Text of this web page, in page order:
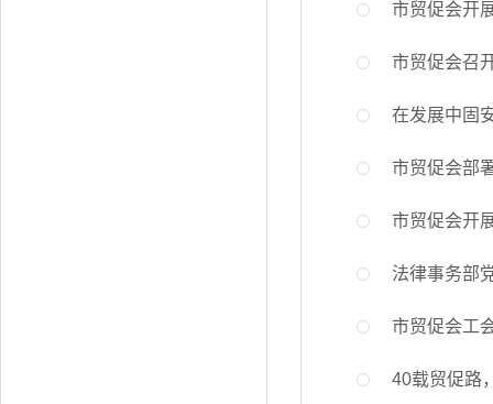
市贸促会开
市贸促会召
在发展中固
市贸促会部
市贸促会开
法律事务部
市贸促会工
40载贸促路